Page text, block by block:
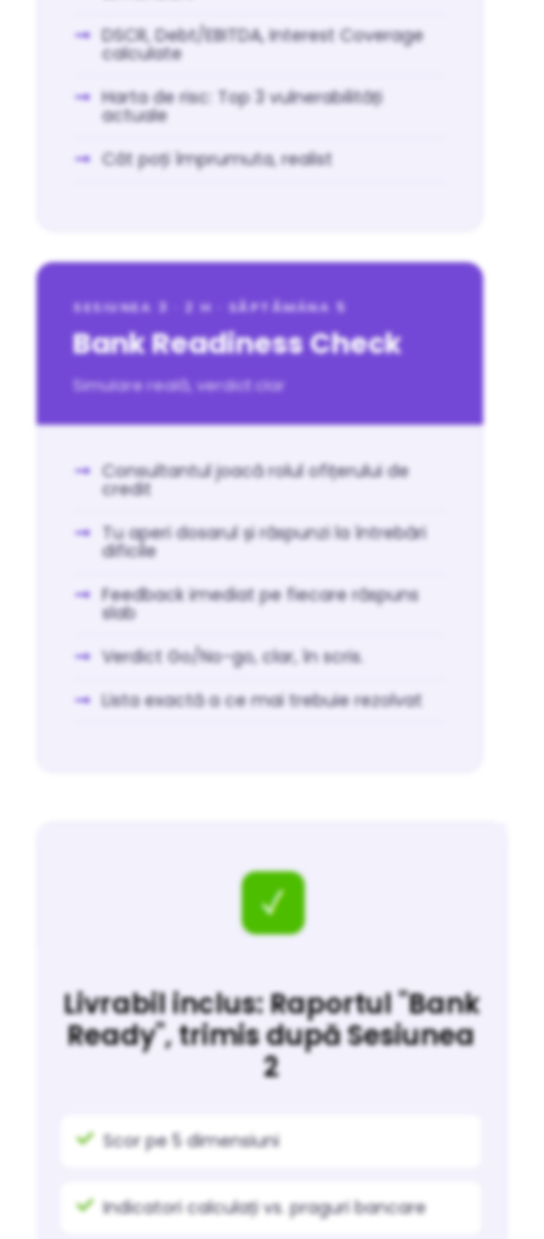
DSCR, Debt/EBITDA, Interest Coverage
calculate
Harta de risc: Top 3 vulnerabilități
actuale
Cât poți împrumuta, realist
SESIUNEA 3 · 2 H · SĂPTĂMÂNA 5
Bank Readiness Check
Simulare reală, verdict clar
Consultantul joacă rolul ofițerului de
credit
Tu aperi dosarul și răspunzi la întrebări
dificile
Feedback imediat pe fiecare răspuns
slab
Verdict Go/No-go, clar, în scris.
Lista exactă a ce mai trebuie rezolvat
Livrabil inclus: Raportul "Bank
Ready", trimis după Sesiunea
2
Scor pe 5 dimensiuni
Indicatori calculați vs. praguri bancare